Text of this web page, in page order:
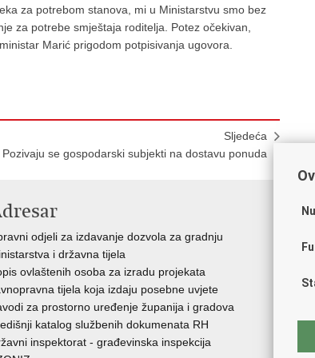
za potrebom stanova, mi u Ministarstvu smo bez
za potrebe smještaja roditelja. Potez očekivan,
Marić prigodom potpisivanja ugovora.
Sljedeća
Pozivaju se gospodarski subjekti na dostavu ponuda
odjeli za izdavanje dozvola za gradnju
i državna tijela
ovlaštenih osoba za izradu projekata
tijela koja izdaju posebne uvjete
za prostorno uređenje županija i gradova
katalog službenih dokumenata RH
inspektorat - građevinska inspekcija